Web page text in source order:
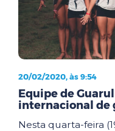
20/02/2020, às 9:54
Equipe de
internacional de
Nesta quarta-feira